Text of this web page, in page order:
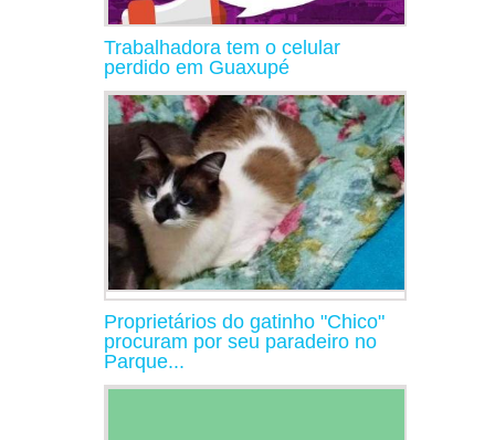
Trabalhadora tem o celular
perdido em Guaxupé
Proprietários do gatinho "Chico"
procuram por seu paradeiro no
Parque...